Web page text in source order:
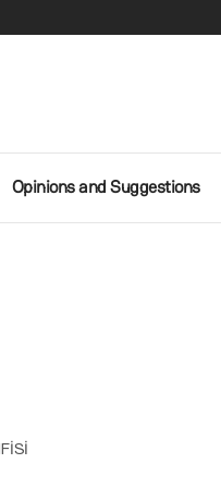
Opinions and Suggestions